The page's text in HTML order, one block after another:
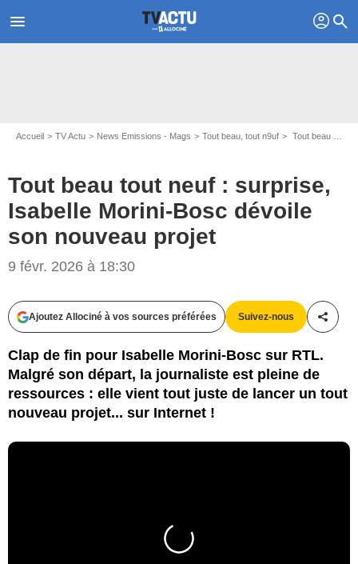
menu profil search
Accueil TV Actu News Emissions - Mags Tout beau, tout n9uf Tout beau tout neuf : surprise, Isabelle Morini-Bosc dévoile son nouveau projet
Tout beau tout neuf : surprise,
Isabelle Morini-Bosc dévoile
son nouveau projet
9 févr. 2026 à 18:30
Ajoutez Allociné à vos sources préférées Suivez-nous
Clap de fin pour Isabelle Morini-Bosc sur RTL.
Malgré son départ, la journaliste est pleine de
ressources : elle vient tout juste de lancer un tout
nouveau projet... sur Internet !